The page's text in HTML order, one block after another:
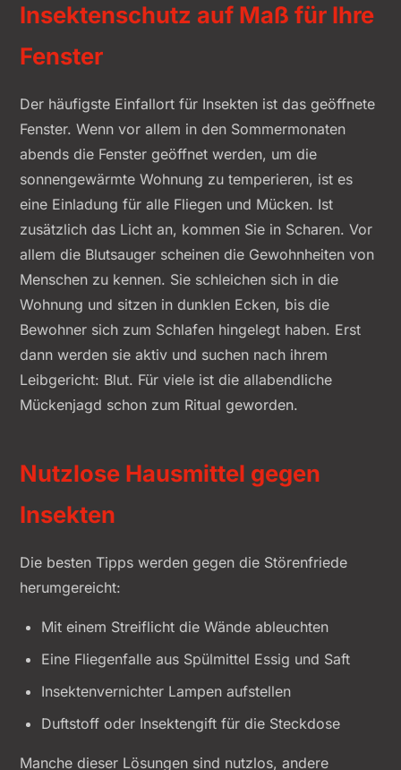
Insektenschutz auf Maß für Ihre
Fenster
Der häufigste Einfallort für Insekten ist das geöffnete
Fenster. Wenn vor allem in den Sommermonaten
abends die Fenster geöffnet werden, um die
sonnengewärmte Wohnung zu temperieren, ist es
eine Einladung für alle Fliegen und Mücken. Ist
zusätzlich das Licht an, kommen Sie in Scharen. Vor
allem die Blutsauger scheinen die Gewohnheiten von
Menschen zu kennen. Sie schleichen sich in die
Wohnung und sitzen in dunklen Ecken, bis die
Bewohner sich zum Schlafen hingelegt haben. Erst
dann werden sie aktiv und suchen nach ihrem
Leibgericht: Blut. Für viele ist die allabendliche
Mückenjagd schon zum Ritual geworden.
Nutzlose Hausmittel gegen
Insekten
Die besten Tipps werden gegen die Störenfriede
herumgereicht:
Mit einem Streiflicht die Wände ableuchten
Eine Fliegenfalle aus Spülmittel Essig und Saft
Insektenvernichter Lampen aufstellen
Duftstoff oder Insektengift für die Steckdose
Manche dieser Lösungen sind nutzlos, andere